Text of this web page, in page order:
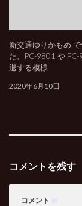
新交通ゆりかもめ
た、PC-9801 や
退する模様
2020年6月10日
コメントを残す
コメント ※